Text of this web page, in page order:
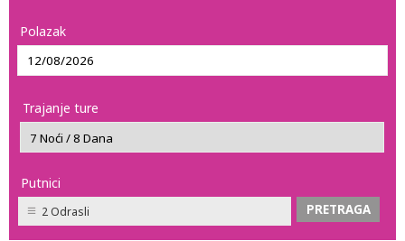
Polazak
Trajanje ture
Putnici
2 Odrasli